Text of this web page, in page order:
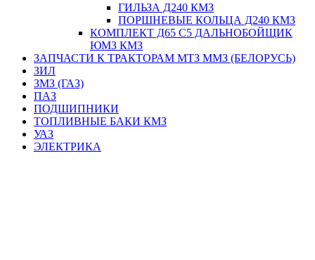
ГИЛЬЗА Д240 КМЗ
ПОРШНЕВЫЕ КОЛЬЦА Д240 КМЗ
КОМПЛЕКТ Д65 С5 ДАЛЬНОБОЙЩИК
ЮМЗ КМЗ
ЗАПЧАСТИ К ТРАКТОРАМ МТЗ ММЗ (БЕЛОРУСЬ)
ЗИЛ
ЗМЗ (ГАЗ)
ПАЗ
ПОДШИПНИКИ
ТОПЛИВНЫЕ БАКИ КМЗ
УАЗ
ЭЛЕКТРИКА